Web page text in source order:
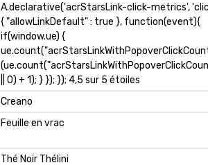
A.declarative('acrStarsLink-click-metrics',
{ "allowLinkDefault" : true }, function(event){
if(window.ue) {
|| 0) + 1); } }); }); 4,5 sur 5 étoiles
Creano
Feuille en vrac
Thé Noir Thélini